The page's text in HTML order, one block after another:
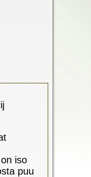
iso
puu